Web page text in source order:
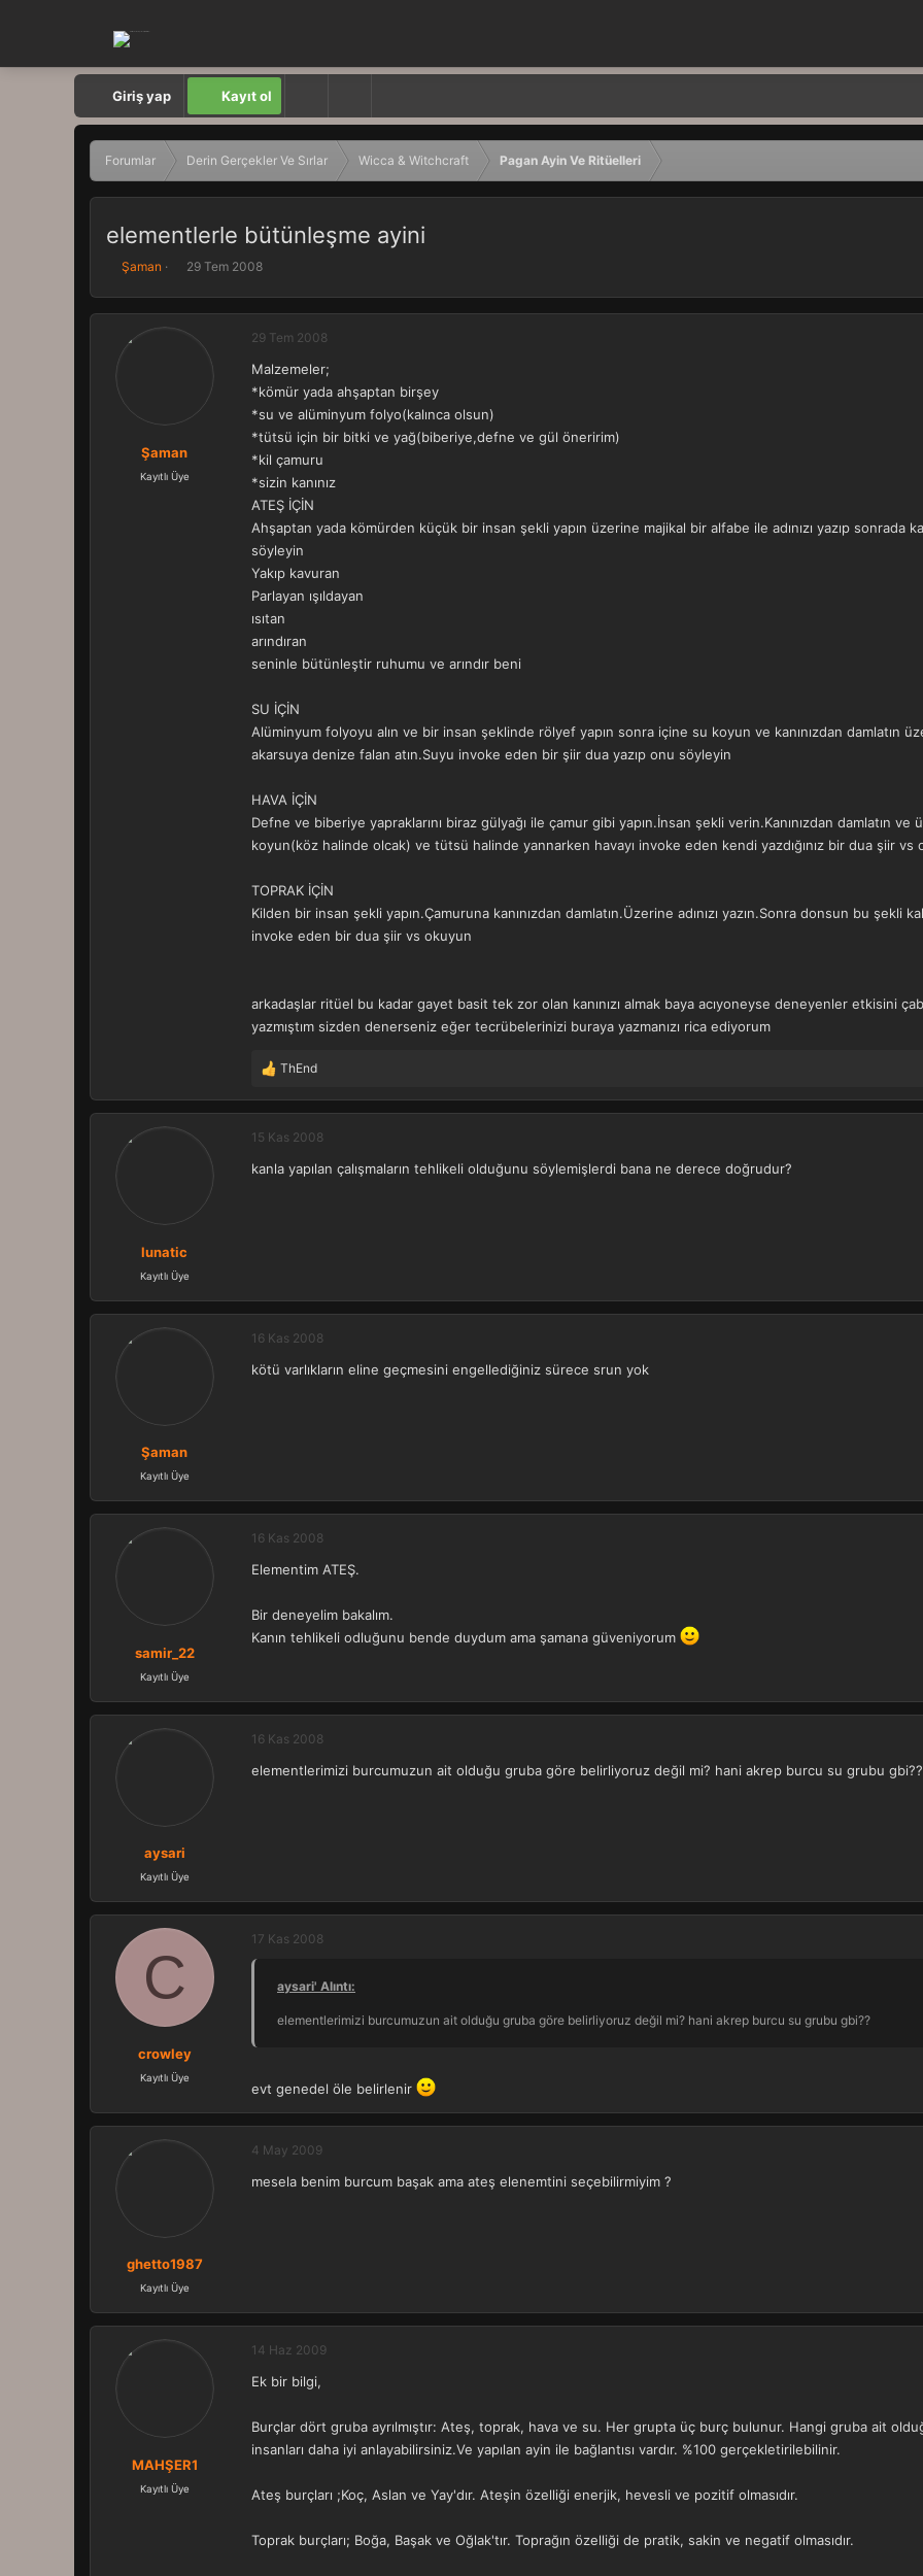
Giriş yap Kayıt ol
Forumlar Derin Gerçekler Ve Sırlar Wicca & Witchcraft Pagan Ayin Ve Ritüelleri
elementlerle bütünleşme ayini
K
n
y
b
Şaman
B
ş
a
ç
a
29 Tem 2008
Şaman
Kayıtlı Üye
29 Tem 2008
Malzemeler;
*kömür yada ahşaptan birşey
*su ve alüminyum folyo(kalınca olsun)
*tütsü için bir bitki ve yağ(biberiye,defne ve gül öneririm)
*kil çamuru
*sizin kanınız
ATEŞ İÇİN
Ahşaptan yada kömürden küçük bir insan şekli yapın üzerine majikal bir alfabe ile adınızı yazıp sonrada
söyleyin
Yakıp kavuran
Parlayan ışıldayan
ısıtan
arındıran
seninle bütünleştir ruhumu ve arındır beni
SU İÇİN
Alüminyum folyoyu alın ve bir insan şeklinde rölyef yapın sonra içine su koyun ve kanınızdan damlatın
akarsuya denize falan atın.Suyu invoke eden bir şiir dua yazıp onu söyleyin
HAVA İÇİN
Defne ve biberiye yapraklarını biraz gülyağı ile çamur gibi yapın.İnsan şekli verin.Kanınızdan damlatın
koyun(köz halinde olcak) ve tütsü halinde yannarken havayı invoke eden kendi yazdığınız bir dua şiir vs
TOPRAK İÇİN
Kilden bir insan şekli yapın.Çamuruna kanınızdan damlatın.Üzerine adınızı yazın.Sonra donsun bu
invoke eden bir dua şiir vs okuyun
arkadaşlar ritüel bu kadar gayet basit tek zor olan kanınızı almak baya acıyoneyse deneyenler etkisini
yazmıştım sizden denerseniz eğer tecrübelerinizi buraya yazmanızı rica ediyorum
T
p
k
l
ThEnd
lunatic
Kayıtlı Üye
15 Kas 2008
kanla yapılan çalışmaların tehlikeli olduğunu söylemişlerdi bana ne derece doğrudur?
Şaman
Kayıtlı Üye
16 Kas 2008
kötü varlıkların eline geçmesini engellediğiniz sürece srun yok
samir_22
Kayıtlı Üye
16 Kas 2008
Elementim ATEŞ.
Bir deneyelim bakalım.
Kanın tehlikeli odluğunu bende duydum ama şamana güveniyorum
aysari
Kayıtlı Üye
16 Kas 2008
elementlerimizi burcumuzun ait olduğu gruba göre belirliyoruz değil mi? hani akrep burcu su grubu gbi??
C
crowley
Kayıtlı Üye
17 Kas 2008
aysari' Alıntı:
elementlerimizi burcumuzun ait olduğu gruba göre belirliyoruz değil mi? hani akrep burcu su grubu gbi??
evt genedel öle belirlenir
ghetto1987
Kayıtlı Üye
4 May 2009
mesela benim burcum başak ama ateş elenemtini seçebilirmiyim ?
MAHŞER1
Kayıtlı Üye
14 Haz 2009
Ek bir bilgi,
Burçlar dört gruba ayrılmıştır: Ateş, toprak, hava ve su. Her grupta üç burç bulunur. Hangi gruba ait
insanları daha iyi anlayabilirsiniz.Ve yapılan ayin ile bağlantısı vardır. %100 gerçekletirilebilinir.
Ateş burçları ;Koç, Aslan ve Yay'dır. Ateşin özelliği enerjik, hevesli ve pozitif olmasıdır.
Toprak burçları; Boğa, Başak ve Oğlak'tır. Toprağın özelliği de pratik, sakin ve negatif olmasıdır.